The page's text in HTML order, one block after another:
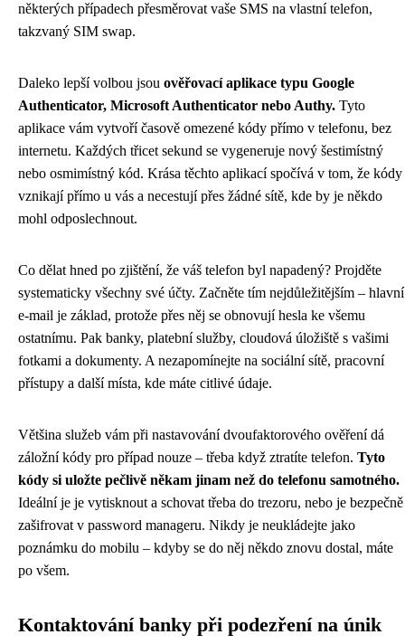
některých případech přesměrovat vaše SMS na vlastní telefon,
takzvaný SIM swap.
Daleko lepší volbou jsou ověřovací aplikace typu Google
Authenticator, Microsoft Authenticator nebo Authy. Tyto
aplikace vám vytvoří časově omezené kódy přímo v telefonu, bez
internetu. Každých třicet sekund se vygeneruje nový šestimístný
nebo osmimístný kód. Krása těchto aplikací spočívá v tom, že kódy
vznikají přímo u vás a necestují přes žádné sítě, kde by je někdo
mohl odposlechnout.
Co dělat hned po zjištění, že váš telefon byl napadený? Projděte
systematicky všechny své účty. Začněte tím nejdůležitějším – hlavní
e-mail je základ, protože přes něj se obnovují hesla ke všemu
ostatnímu. Pak banky, platební služby, cloudová úložiště s vašimi
fotkami a dokumenty. A nezapomínejte na sociální sítě, pracovní
přístupy a další místa, kde máte citlivé údaje.
Většina služeb vám při nastavování dvoufaktorového ověření dá
záložní kódy pro případ nouze – třeba když ztratíte telefon. Tyto
kódy si uložte pečlivě někam jinam než do telefonu samotného.
Ideální je je vytisknout a schovat třeba do trezoru, nebo je bezpečně
zašifrovat v password manageru. Nikdy je neukládejte jako
poznámku do mobilu – kdyby se do něj někdo znovu dostal, máte
po všem.
Kontaktování banky při podezření na únik